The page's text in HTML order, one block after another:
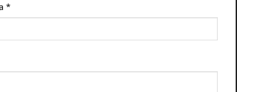
*